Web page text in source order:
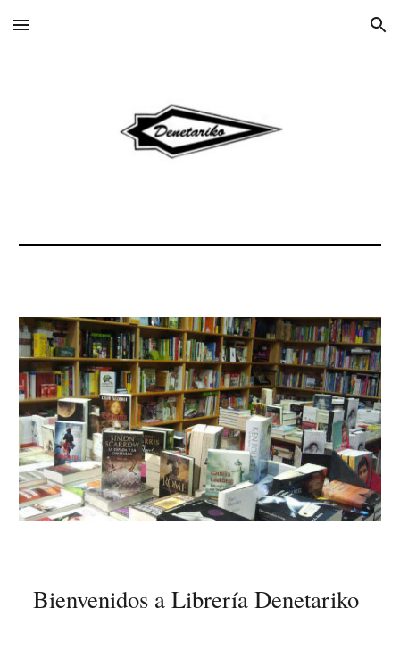
Skip to main content Skip to navigation
Bienvenidos a Librería Denetariko